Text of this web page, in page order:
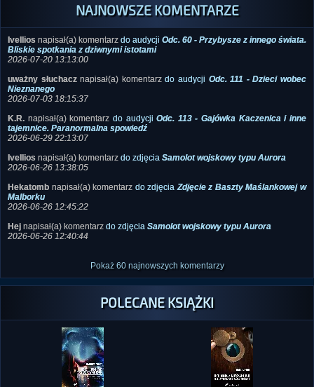
NAJNOWSZE KOMENTARZE
Ivellios napisał(a) komentarz do audycji Odc. 60 - Przybysze z innego świata.
Bliskie spotkania z dziwnymi istotami
2026-07-20 13:13:00
uważny słuchacznapisał(a) komentarzdo audycji Odc. 111 - Dzieci wobec
Nieznanego
2026-07-03 18:15:37
K.R. napisał(a) komentarz do audycjiOdc. 113 - Gajówka Kaczenica i inne
tajemnice. Paranormalna spowiedź
2026-06-29 22:13:07
Ivellios napisał(a) komentarz do zdjęcia Samolot wojskowy typu Aurora
2026-06-26 13:38:05
Hekatomb napisał(a) komentarz do zdjęciaZdjęcie z Baszty Maślankowej w
Malborku
2026-06-26 12:45:22
Hej napisał(a) komentarz do zdjęcia Samolot wojskowy typu Aurora
2026-06-26 12:40:44
Pokaż 60 najnowszych komentarzy
POLECANE KSIĄŻKI